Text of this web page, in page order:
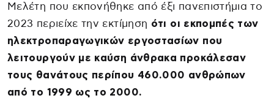
Μελέτη που εκπονήθηκε από έξι πανεπιστήμια το
2023 περιείχε την εκτίμηση ότι οι εκπομπές των
ηλεκτροπαραγωγικών εργοστασίων που
λειτουργούν με καύση άνθρακα προκάλεσαν
τους θανάτους περίπου 460.000 ανθρώπων
από το 1999 ως το 2000.